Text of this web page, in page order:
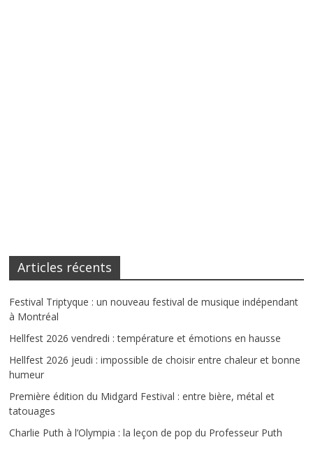
Articles récents
Festival Triptyque : un nouveau festival de musique indépendant
à Montréal
Hellfest 2026 vendredi : température et émotions en hausse
Hellfest 2026 jeudi : impossible de choisir entre chaleur et bonne
humeur
Première édition du Midgard Festival : entre bière, métal et
tatouages
Charlie Puth à l’Olympia : la leçon de pop du Professeur Puth